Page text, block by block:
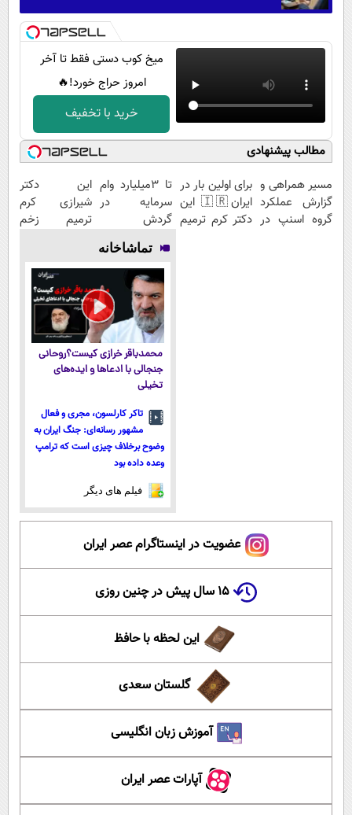
میخ کوب دستی فقط تا آخر
امروز حراج خورد!🔥
خرید با تخفیف
مطالب پیشنهادی
مسیر همراهی و
گزارش عملکرد
گروه اسنپ در
برای اولین بار در
ایران🇮🇷 این
دکتر کرم ترمیم
تا 3میلیارد وام
سرمایه در
گردش
فروشندگان =>
فروشگاهت رو
ثبت کن
این دکتر
شیرازی کرم
ترمیم زخم
تماشاخانه
محمدباقر خرازی کیست؟روحانی
جنجالی با ادعاها و ایده‌های
تخیلی
تاکر کارلسون، مجری و فعال
مشهور رسانه‌ای: جنگ ایران به
وضوح برخلاف چیزی است که ترامپ
وعده داده بود
فیلم های دیگر
عضویت در اینستاگرام عصر ایران
۱۵ سال پیش در چنین روزی
این لحظه با حافظ
گلستان سعدی
آموزش زبان انگلیسی
آپارات عصر ایران